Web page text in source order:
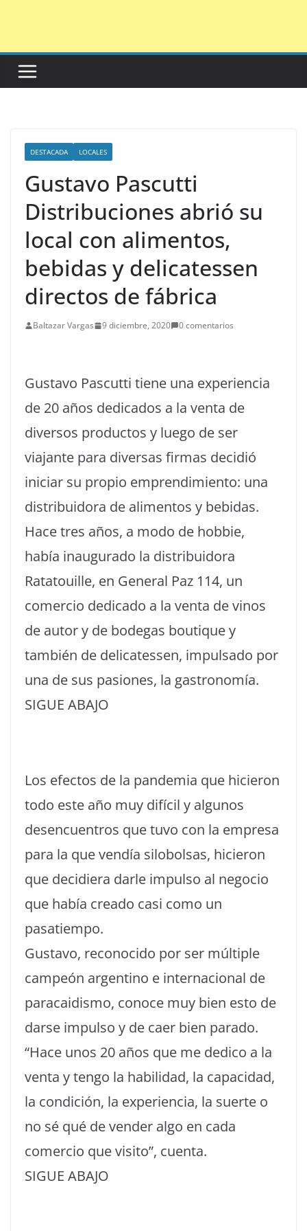
DESTACADA LOCALES
Gustavo Pascutti
Distribuciones abrió su
local con alimentos,
bebidas y delicatessen
directos de fábrica
Baltazar Vargas 9 diciembre, 2020 0 comentarios
Gustavo Pascutti tiene una experiencia
de 20 años dedicados a la venta de
diversos productos y luego de ser
viajante para diversas firmas decidió
iniciar su propio emprendimiento: una
distribuidora de alimentos y bebidas.
Hace tres años, a modo de hobbie,
había inaugurado la distribuidora
Ratatouille, en General Paz 114, un
comercio dedicado a la venta de vinos
de autor y de bodegas boutique y
también de delicatessen, impulsado por
una de sus pasiones, la gastronomía.
SIGUE ABAJO
Los efectos de la pandemia que hicieron
todo este año muy difícil y algunos
desencuentros que tuvo con la empresa
para la que vendía silobolsas, hicieron
que decidiera darle impulso al negocio
que había creado casi como un
pasatiempo.
Gustavo, reconocido por ser múltiple
campeón argentino e internacional de
paracaidismo, conoce muy bien esto de
darse impulso y de caer bien parado.
“Hace unos 20 años que me dedico a la
venta y tengo la habilidad, la capacidad,
la condición, la experiencia, la suerte o
no sé qué de vender algo en cada
comercio que visito”, cuenta.
SIGUE ABAJO